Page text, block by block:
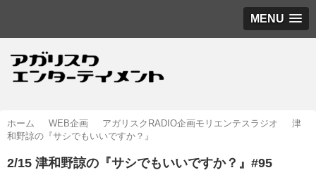
MENU
ホーム WEB企画 アガリスクRADIO企画モリエンテスラジオ
津
和野諒の『サシでもいいですか？』
2/15 津和野諒の『サシでもいいですか？』#95